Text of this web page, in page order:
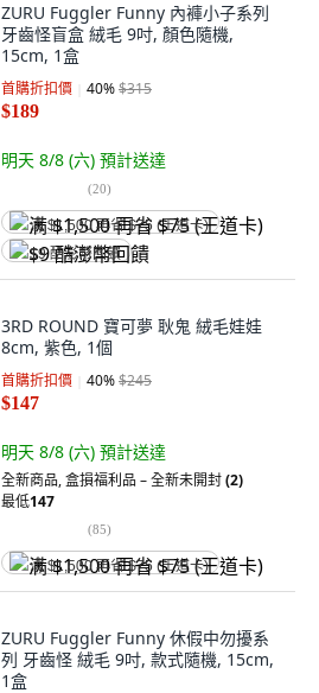
ZURU Fuggler Funny 內褲小子系列
牙齒怪盲盒 絨毛 9吋, 顏色隨機,
15cm, 1盒
首購折扣價 40%$315
$189
明天 8/8 (六) 預計送達
(20)
满 $1,500 再省 $75 (王道卡)
$9 酷澎幣回饋
3RD ROUND 寶可夢 耿鬼 絨毛娃娃
8cm, 紫色, 1個
首購折扣價 40%$245
$147
明天 8/8 (六) 預計送達
全新商品,盒損福利品 – 全新未開封(2)
最低147
(85)
满 $1,500 再省 $75 (王道卡)
ZURU Fuggler Funny 休假中勿擾系
列 牙齒怪 絨毛 9吋, 款式隨機, 15cm,
1盒